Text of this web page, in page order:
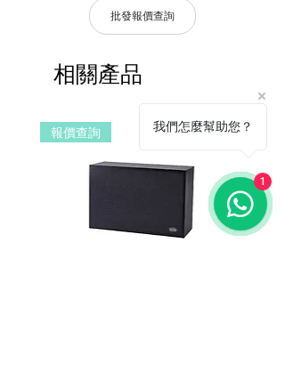
● 可查看分區的狀態資訊。
● 具有多段電平指示功能，尋呼聲壓更直
● 將主機節目庫中的歌曲廣播到各個分
產品皆有一年保固，原廠保留產品規格修
a. 保固範圍內： 符合保固範圍內之產
品費用及運費由 MetaMall.hk 官方負
b. 保固範圍外：
(1). 產品已超過原廠提供之保固期限，
或於保固期限內因人為因素導致故障
損壞或經判定非屬到貨即損者，如需
批發報價查詢
相關產品
報價查詢 我們怎麼幫助您？
1